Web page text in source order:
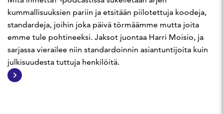
kummallisuuksien pariin ja etsitään piilotettuja koodeja,
standardeja, joihin joka päivä törmäämme mutta joita
emme tule pohtineeksi. Jaksot juontaa Harri Moisio, ja
sarjassa vierailee niin standardoinnin asiantuntijoita kuin
julkisuudesta tuttuja henkilöitä.